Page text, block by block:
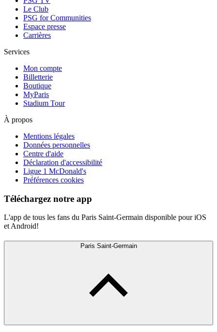
Le Club
PSG for Communities
Espace presse
Carrières
Services
Mon compte
Billetterie
Boutique
MyParis
Stadium Tour
À propos
Mentions légales
Données personnelles
Centre d'aide
Déclaration d'accessibilité
Ligue 1 McDonald's
Préférences cookies
Téléchargez notre app
L'app de tous les fans du Paris Saint-Germain disponible pour iOS
et Android!
Paris Saint-Germain